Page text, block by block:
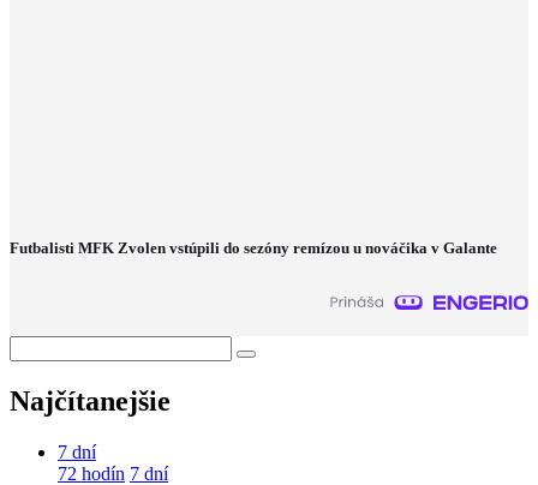
Futbalisti MFK Zvolen vstúpili do sezóny remízou u nováčika v Galante
Najčítanejšie
7 dní
72 hodín 7 dní